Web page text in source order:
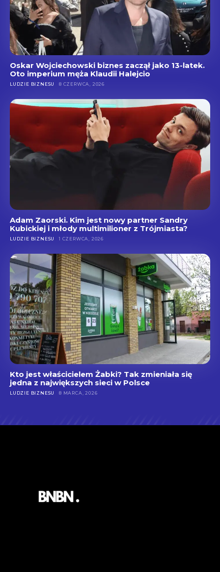
Oskar Wojciechowski biznes zaczął jako 13-latek.
Oto imperium męża Klaudii Halejcio
LUDZIE BIZNESU 8 CZERWCA, 2026
Adam Zaorski. Kim jest nowy partner Sandry
Kubickiej i młody multimilioner z Trójmiasta?
LUDZIE BIZNESU 1 CZERWCA, 2026
Kto jest właścicielem Żabki? Tak zmieniała się
jedna z największych sieci w Polsce
LUDZIE BIZNESU 8 MARCA, 2026